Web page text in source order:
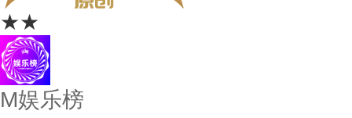
★★
M娱乐榜